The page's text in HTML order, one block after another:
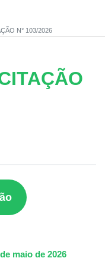
N° 103/2026
maio de 2026